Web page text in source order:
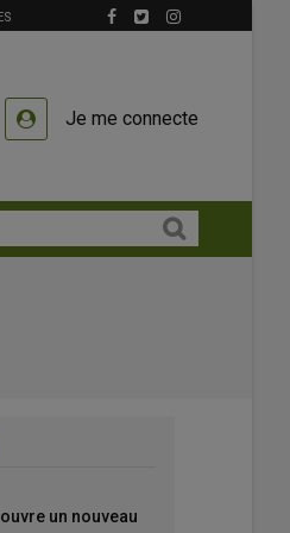
Je me connecte
un nouveau